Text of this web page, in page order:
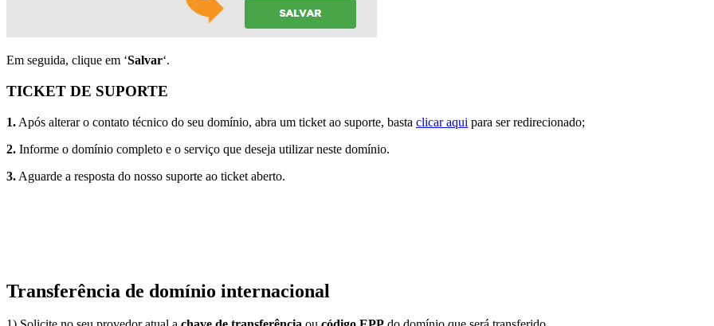
Em seguida, clique em ‘Salvar‘.
TICKET DE SUPORTE
1. Após alterar o contato técnico do seu domínio, abra um ticket ao suporte, basta clicar aqui para ser redirecionado;
2. Informe o domínio completo e o serviço que deseja utilizar neste domínio.
3. Aguarde a resposta do nosso suporte ao ticket aberto.
Transferência de domínio internacional